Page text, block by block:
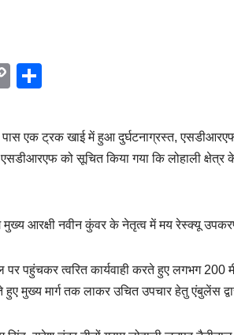
C
p
y
k
ar
e
पास एक ट्रक खाई में हुआ दुर्घटनाग्रस्त,
एसडीआरएफ को सूचित किया गया कि लोहाली
आरक्षी नवीन कुंवर के नेतृत्व में मय रेस्क्यू
पर पहुंचकर त्वरित कार्यवाही करते हुए लगभग
हुए मुख्य मार्ग तक लाकर उचित उपचार हेतु एंबुलेंस